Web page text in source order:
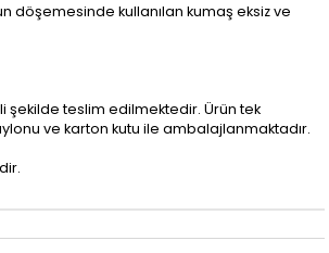
döşemesinde kullanılan kumaş eksiz ve
şekilde teslim edilmektedir. Ürün tek
ve karton kutu ile ambalajlanmaktadır.